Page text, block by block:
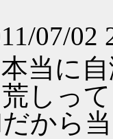
07/
当に
しっ
から